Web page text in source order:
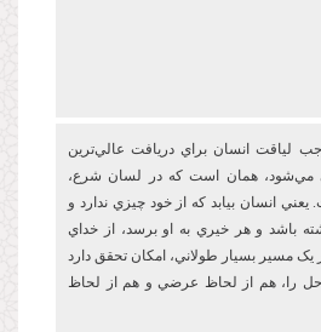
لياقت انسان براي دريافت عالي‌ترين
مي‌شود، همان است که در لسان شرع،
انسان بيابد که از خود چيزي ندارد و
باشد و هر خيري به او برسد، از خداي
مسير بسيار طولاني، امکان تحقق دارد
را، هم از لحاظ عرضي و هم از لحاظ